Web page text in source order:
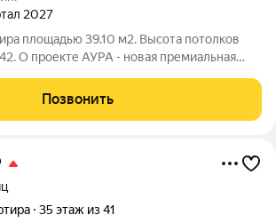
2027
площадью 39.10 м2. Высота потолков
О проекте АУРА - новая премиальная
Бронзовой башни и 41-этажной
Позвонить
35 этаж из 41